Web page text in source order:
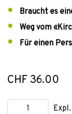
Braucht es
Weg vom
Für einen
CHF 36.00
Expl.